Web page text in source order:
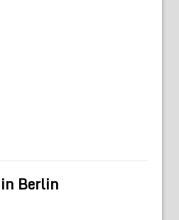
Berlin